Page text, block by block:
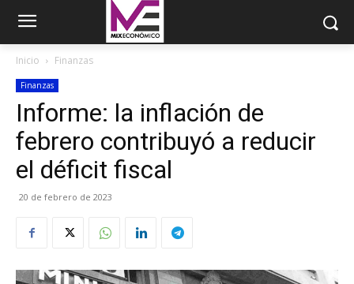
Inicio Finanzas
Finanzas
Informe: la inflación de
febrero contribuyó a reducir
el déficit fiscal
20 de febrero de 2023